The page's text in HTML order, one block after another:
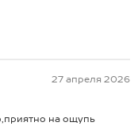
27 апреля 2026
на ощупь